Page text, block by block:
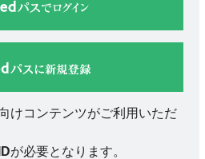
けコンテンツがご利用いただ
が必要となります。